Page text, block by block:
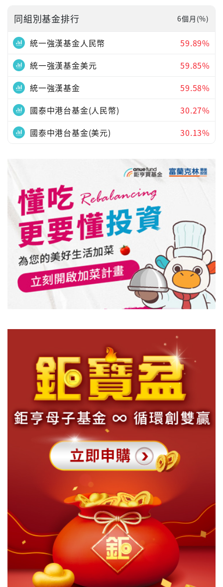
同組別基金排行 6個月(%)
統一強漢基金人民幣
59.89%
統一強漢基金美元
59.85%
統一強漢基金
59.58%
國泰中港台基金(人民幣)
30.27%
國泰中港台基金(美元)
30.13%